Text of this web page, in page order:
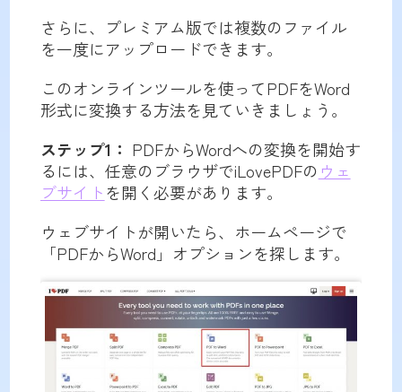
さらに、プレミアム版では複数のファイル
を一度にアップロードできます。
このオンラインツールを使ってPDFをWord
形式に変換する方法を見ていきましょう。
ステップ1： PDFからWordへの変換を開始す
るには、任意のブラウザでiLovePDFの ウェ
ブサイトを開く必要があります。
ウェブサイトが開いたら、ホームページで
「PDFからWord」オプションを探します。